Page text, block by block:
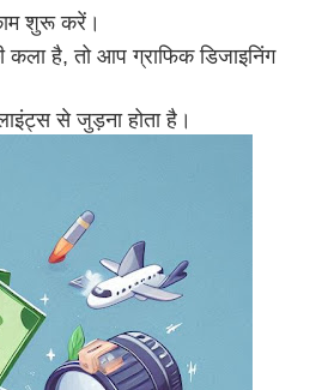
शुरू करें।
है, तो आप ग्राफिक डिजाइनिंग
से जुड़ना होता है।